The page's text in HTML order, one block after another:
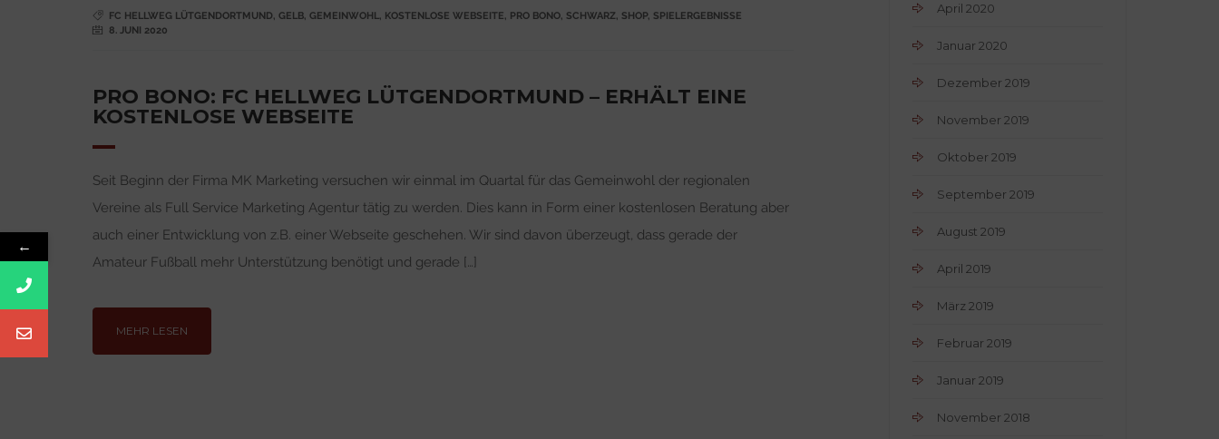
FC HELLWEG LÜTGENDORTMUND, GELB, GEMEINWOHL , KOSTENLOSE WEBSEITE, PRO BONO, SCHWARZ, SHOP, SPIELERGEBNISSE
8. JUNI 2020
PRO BONO: FC HELLWEG LÜTGENDORTMUND – ERHÄLT EINE
KOSTENLOSE WEBSEITE
Seit Beginn der Firma MK Marketing versuchen wir einmal im Quartal für das Gemeinwohl der regionalen
Vereine als Full Service Marketing Agentur tätig zu werden. Dies kann in Form einer kostenlosen Beratung aber
auch einer Entwicklung von z.B. einer Webseite geschehen. Wir sind davon überzeugt, dass gerade der
Amateur Fußball mehr Unterstützung benötigt und gerade […]
MEHR LESEN
April 2020
Januar 2020
Dezember 2019
November 2019
Oktober 2019
September 2019
August 2019
April 2019
März 2019
Februar 2019
Januar 2019
November 2018
←